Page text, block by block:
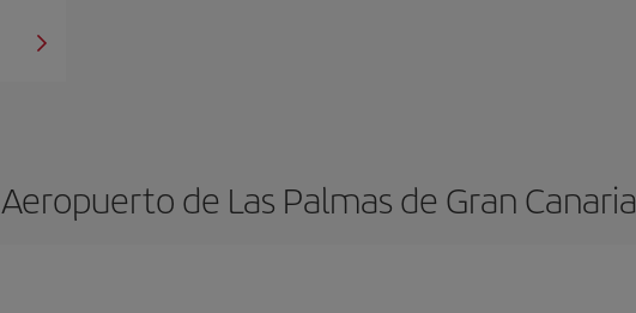
Aeropuerto de Las Palmas de Gran Canaria